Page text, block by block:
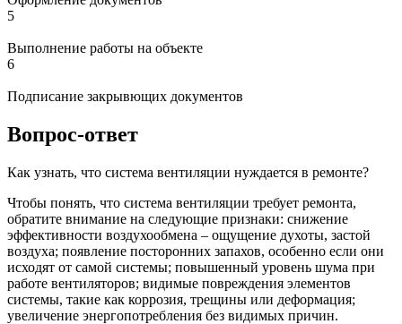
5
Выполнение работы на объекте
6
Подписание закрывющих документов
Вопрос-ответ
Как узнать, что система вентиляции нуждается в ремонте?
Чтобы понять, что система вентиляции требует ремонта,
обратите внимание на следующие признаки: снижение
эффективности воздухообмена – ощущение духоты, застой
воздуха; появление посторонних запахов, особенно если они
исходят от самой системы; повышенный уровень шума при
работе вентиляторов; видимые повреждения элементов
системы, такие как коррозия, трещины или деформация;
увеличение энергопотребления без видимых причин.